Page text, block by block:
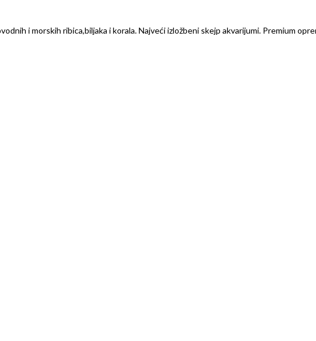
i morskih ribica,biljaka i korala. Najveći izložbeni skejp akvarijumi. Premium